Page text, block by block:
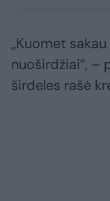
„Kuomet
nuoširdžiai“, –
širdeles rašė